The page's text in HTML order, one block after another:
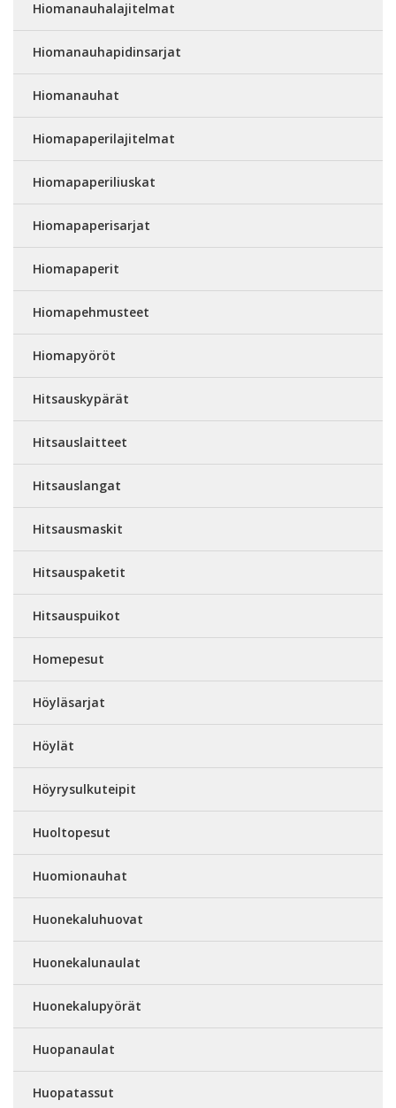
Hiomanauhalajitelmat
Hiomanauhapidinsarjat
Hiomanauhat
Hiomapaperilajitelmat
Hiomapaperiliuskat
Hiomapaperisarjat
Hiomapaperit
Hiomapehmusteet
Hiomapyöröt
Hitsauskypärät
Hitsauslaitteet
Hitsauslangat
Hitsausmaskit
Hitsauspaketit
Hitsauspuikot
Homepesut
Höyläsarjat
Höylät
Höyrysulkuteipit
Huoltopesut
Huomionauhat
Huonekaluhuovat
Huonekalunaulat
Huonekalupyörät
Huopanaulat
Huopatassut